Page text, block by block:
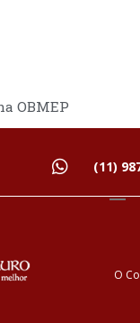
OBMEP
(11)
O